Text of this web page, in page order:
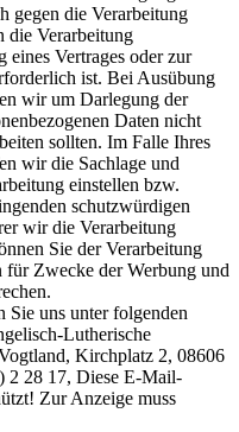
gegen die Verarbeitung
die Verarbeitung
eines Vertrages oder zur
ist. Bei Ausübung
wir um Darlegung der
Daten nicht
sollten. Im Falle Ihres
wir die Sachlage und
einstellen bzw.
schutzwürdigen
wir die Verarbeitung
Sie der Verarbeitung
für Zwecke der Werbung und
Sie uns unter folgenden
Lutherische
Kirchplatz 2, 08606
2 28 17, Diese E-Mail-
Zur Anzeige muss